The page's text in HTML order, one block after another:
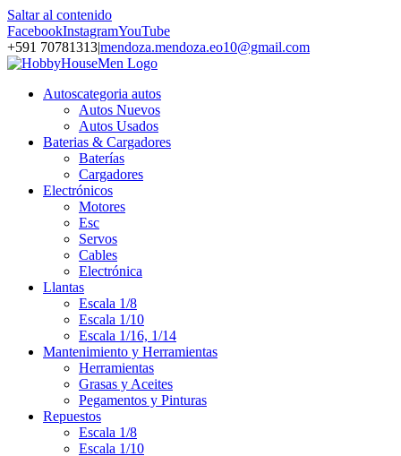
Saltar al contenido
FacebookInstagramYouTube
+591 70781313|mendoza.mendoza.eo10@gmail.com
Autoscategoria autos
Autos Nuevos
Autos Usados
Baterias & Cargadores
Baterías
Cargadores
Electrónicos
Motores
Esc
Servos
Cables
Electrónica
Llantas
Escala 1/8
Escala 1/10
Escala 1/16, 1/14
Mantenimiento y Herramientas
Herramientas
Grasas y Aceites
Pegamentos y Pinturas
Repuestos
Escala 1/8
Escala 1/10